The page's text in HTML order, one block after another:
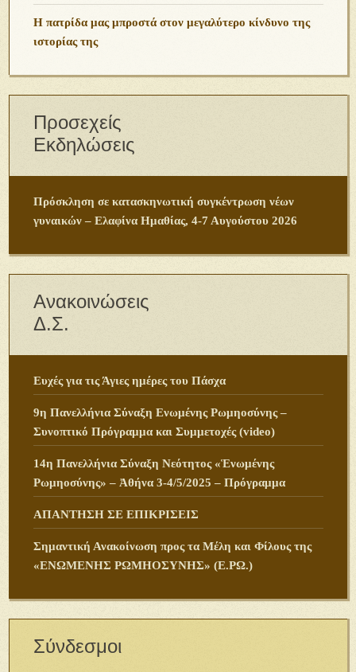
Η πατρίδα μας μπροστά στον μεγαλύτερο κίνδυνο της
ιστορίας της
Προσεχείς
Εκδηλώσεις
Πρόσκληση σε κατασκηνωτική συγκέντρωση νέων
γυναικών – Ελαφίνα Ημαθίας, 4-7 Αυγούστου 2026
Ανακοινώσεις
Δ.Σ.
Ευχές για τις Άγιες ημέρες του Πάσχα
9η Πανελλήνια Σύναξη Ενωμένης Ρωμηοσύνης –
Συνοπτικό Πρόγραμμα και Συμμετοχές (video)
14η Πανελλήνια Σύναξη Νεότητος «Ἑνωμένης
Ρωμηοσύνης» – Ἀθήνα 3-4/5/2025 – Πρόγραμμα
ΑΠΑΝΤΗΣΗ ΣΕ ΕΠΙΚΡΙΣΕΙΣ
Σημαντική Ανακοίνωση προς τα Μέλη και Φίλους της
«ΕΝΩΜΕΝΗΣ ΡΩΜΗΟΣΥΝΗΣ» (Ε.ΡΩ.)
Σύνδεσμοι